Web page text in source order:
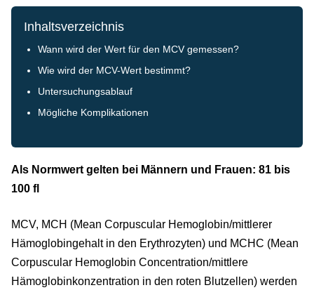
Inhaltsverzeichnis
Wann wird der Wert für den MCV gemessen?
Wie wird der MCV-Wert bestimmt?
Untersuchungsablauf
Mögliche Komplikationen
Als Normwert gelten bei Männern und Frauen: 81 bis
100 fl
MCV, MCH (Mean Corpuscular Hemoglobin/mittlerer
Hämoglobingehalt in den Erythrozyten) und MCHC (Mean
Corpuscular Hemoglobin Concentration/mittlere
Hämoglobinkonzentration in den roten Blutzellen) werden